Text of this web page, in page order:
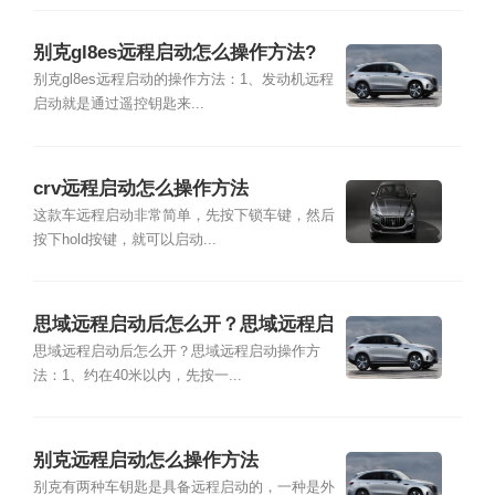
别克gl8es远程启动怎么操作方法?
别克gl8es远程启动的操作方法：1、发动机远程
启动就是通过遥控钥匙来...
crv远程启动怎么操作方法
这款车远程启动非常简单，先按下锁车键，然后
按下hold按键，就可以启动...
思域远程启动后怎么开？思域远程启
动操作方法
思域远程启动后怎么开？思域远程启动操作方
法：1、约在40米以内，先按一...
别克远程启动怎么操作方法
别克有两种车钥匙是具备远程启动的，一种是外